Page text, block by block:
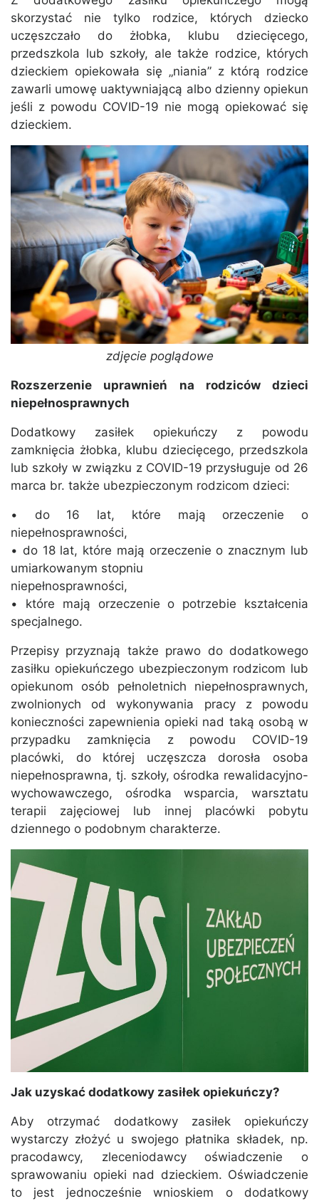
skorzystać nie tylko rodzice, których dziecko
uczęszczało do żłobka, klubu dziecięcego,
przedszkola lub szkoły, ale także rodzice, których
dzieckiem opiekowała się „niania” z którą rodzice
zawarli umowę uaktywniającą albo dzienny opiekun
jeśli z powodu COVID-19 nie mogą opiekować się
dzieckiem.
zdjęcie poglądowe
Rozszerzenie uprawnień na rodziców dzieci
niepełnosprawnych
Dodatkowy zasiłek opiekuńczy z powodu
zamknięcia żłobka, klubu dziecięcego, przedszkola
lub szkoły w związku z COVID-19 przysługuje od 26
marca br. także ubezpieczonym rodzicom dzieci:
• do 16 lat, które mają orzeczenie o
niepełnosprawności,
• do 18 lat, które mają orzeczenie o znacznym lub
umiarkowanym stopniu
niepełnosprawności,
• które mają orzeczenie o potrzebie kształcenia
specjalnego.
Przepisy przyznają także prawo do dodatkowego
zasiłku opiekuńczego ubezpieczonym rodzicom lub
opiekunom osób pełnoletnich niepełnosprawnych,
zwolnionych od wykonywania pracy z powodu
konieczności zapewnienia opieki nad taką osobą w
przypadku zamknięcia z powodu COVID-19
placówki, do której uczęszcza dorosła osoba
niepełnosprawna, tj. szkoły, ośrodka rewalidacyjno-
wychowawczego, ośrodka wsparcia, warsztatu
terapii zajęciowej lub innej placówki pobytu
dziennego o podobnym charakterze.
Jak uzyskać dodatkowy zasiłek opiekuńczy?
Aby otrzymać dodatkowy zasiłek opiekuńczy
wystarczy złożyć u swojego płatnika składek, np.
pracodawcy, zleceniodawcy oświadczenie o
sprawowaniu opieki nad dzieckiem. Oświadczenie
to jest jednocześnie wnioskiem o dodatkowy